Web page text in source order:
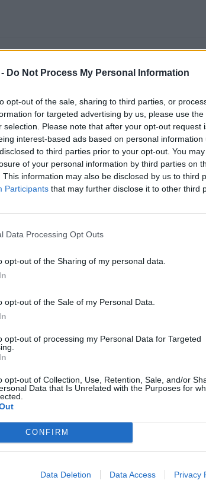
Do Not Process My Personal Information
opt-out of the sale, sharing to third parties, or
for targeted advertising by us, please use
selection. Please note that after your opt-out request
interest-based ads based on personal
to third parties prior to your opt-out. You
of your personal information by third parties on
This information may also be disclosed by us to third
Participants that may further disclose it to other third
Data Processing Opt Outs
opt-out of the Sharing of my personal data.
opt-out of the Sale of my Personal Data.
opt-out of processing my Personal Data for Targeted
opt-out of Collection, Use, Retention, Sale, and/or
Data that Is Unrelated with the Purposes for
CONFIRM
Data Deletion Data Access Privacy
a fügekaktusz is
elsősorban kertekből
zöldhulladékként kerülhetnek a
ahogy például a
hogy a kaktuszok a
idegenhonos,
, amelyek
így lehetőleg a kertekben is
pedig nem szabad a
vár még rád! Nézz szét!
Park honlapjáról származnak,